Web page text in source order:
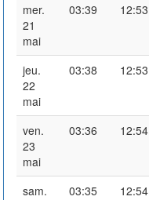
mer.
21
mai
03:39 12:53
jeu.
22
mai
03:38 12:53
ven.
23
mai
03:36 12:54
sam.
03:35 12:54